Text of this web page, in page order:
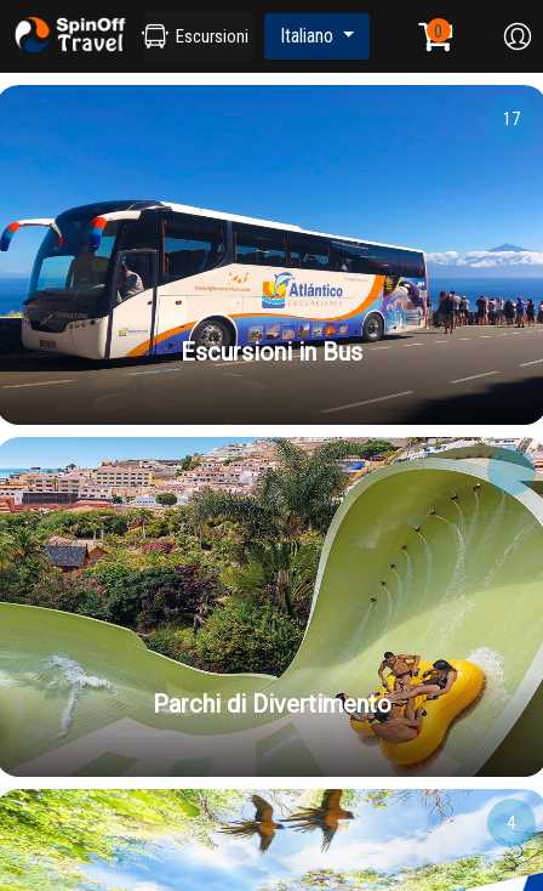
Escursioni Italiano
17
Escursioni in Bus
Parchi di Divertimento
4